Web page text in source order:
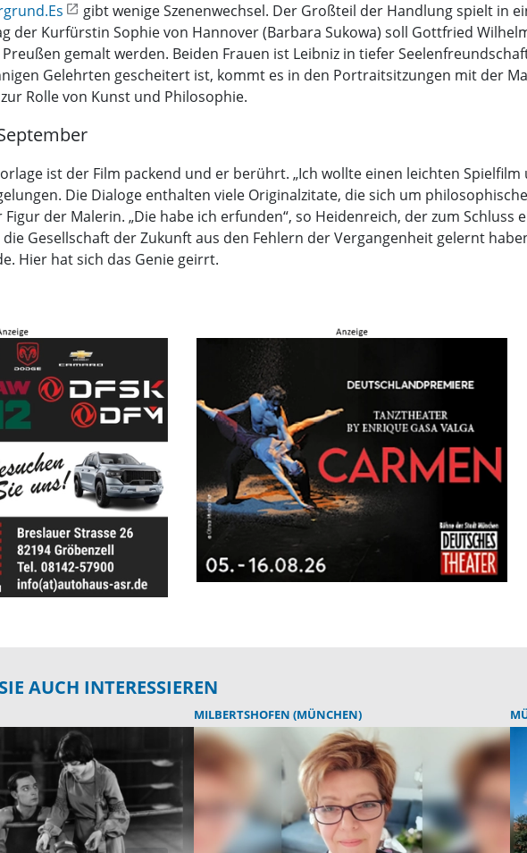
gibt wenige Szenenwechsel. Der Großteil der Handlung spielt in
der Kurfürstin Sophie von Hannover (Barbara Sukowa) soll Gottfried
gemalt werden. Beiden Frauen ist Leibniz in tiefer
Gelehrten gescheitert ist, kommt es in den Portraitsitzungen mit der
Rolle von Kunst und Philosophie.
ist der Film packend und er berührt. „Ich wollte einen leichten
Die Dialoge enthalten viele Originalzitate, die sich um
der Malerin. „Die habe ich erfunden“, so Heidenreich, der zum Schluss
die Gesellschaft der Zukunft aus den Fehlern der Vergangenheit gelernt
Hier hat sich das Genie geirrt.
AUCH INTERESSIEREN
MILBERTSHOFEN (MÜNCHEN)